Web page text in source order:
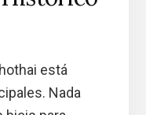
está
Nada